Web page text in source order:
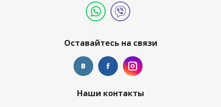
Оставайтесь на связи
Наши контакты